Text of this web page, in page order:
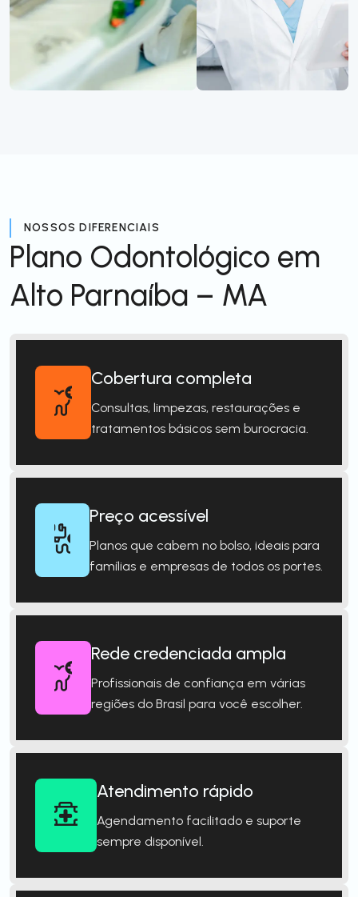
NOSSOS DIFERENCIAIS
Plano Odontológico em
Alto Parnaíba – MA
Cobertura completa
Consultas, limpezas, restaurações e
tratamentos básicos sem burocracia.
Preço acessível
Planos que cabem no bolso, ideais para
famílias e empresas de todos os portes.
Rede credenciada ampla
Profissionais de confiança em várias
regiões do Brasil para você escolher.
Atendimento rápido
Agendamento facilitado e suporte
sempre disponível.